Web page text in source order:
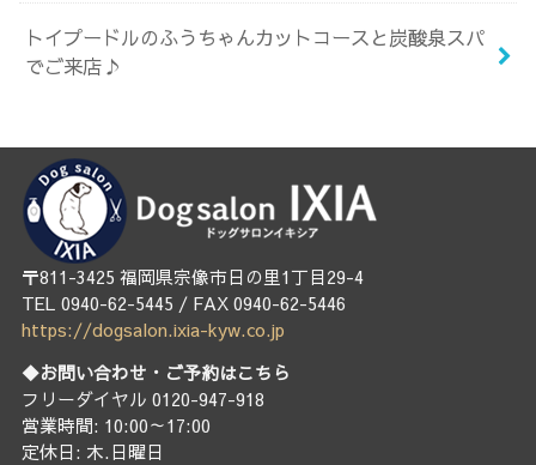
トイプードルのふうちゃんカットコースと炭酸泉スパ
でご来店♪
〒811-3425 福岡県宗像市日の里1丁目29-4
TEL 0940-62-5445 / FAX 0940-62-5446
https://dogsalon.ixia-kyw.co.jp
◆お問い合わせ・ご予約はこちら
フリーダイヤル 0120-947-918
営業時間: 10:00～17:00
定休日: 木.日曜日